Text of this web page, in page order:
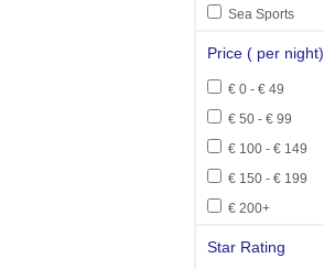
Sea Sports
Price ( per night)
€ 0 - € 49
€ 50 - € 99
€ 100 - € 149
€ 150 - € 199
€ 200+
Star Rating